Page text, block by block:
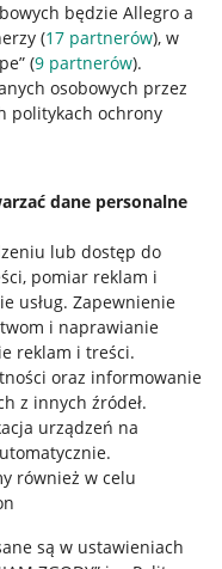
będzie Allegro a
(17 partnerów), w
(9 partnerów).
osobowych przez
politykach ochrony
dane personalne
lub dostęp do
pomiar reklam i
usług. Zapewnienie
i naprawianie
reklam i treści.
oraz informowanie
z innych źródeł.
urządzeń na
.
również w celu
są w ustawieniach